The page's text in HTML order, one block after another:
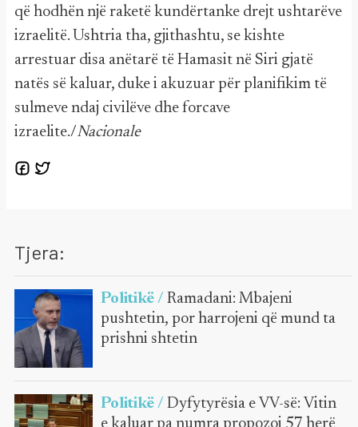
që hodhën një raketë kundërtanke drejt ushtarëve
izraelitë. Ushtria tha, gjithashtu, se kishte
arrestuar disa anëtarë të Hamasit në Siri gjatë
natës së kaluar, duke i akuzuar për planifikim të
sulmeve ndaj civilëve dhe forcave
izraelite./Nacionale
Tjera:
Politikë / Ramadani: Mbajeni
pushtetin, por harrojeni që mund ta
prishni shtetin
Politikë / Dyfytyrësia e VV-së: Vitin
e kaluar pa numra propozoi 57 herë